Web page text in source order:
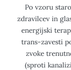
Po vzoru
zdravilcev in
energijski
trans-zavesti
zvoke
(sproti